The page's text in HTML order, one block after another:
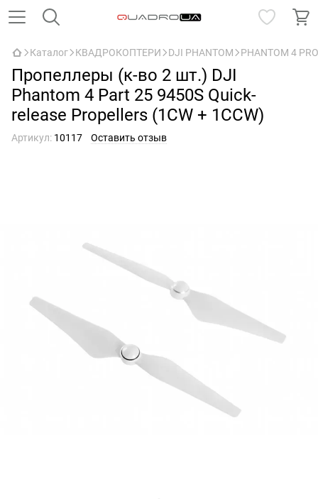
Каталог КВАДРОКОПТЕРИ DJI PHANTOM PHANTOM 4
Пропеллеры (к-во 2 шт.) DJI
Phantom 4 Part 25 9450S Quick-
release Propellers (1CW + 1CCW)
Артикул: 10117 Оставить отзыв